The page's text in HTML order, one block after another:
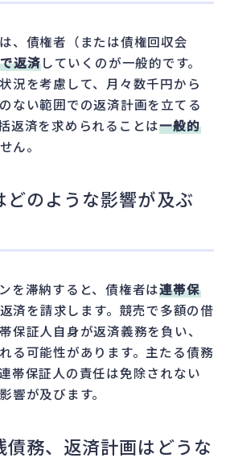
、債権者（または債権回収会
返済していくのが一般的です。
況を考慮して、月々数千円から
ない範囲での返済計画を立てる
返済を求められることは一般的
ん。
どのような影響が及ぶ
を滞納すると、債権者は連帯保
済を請求します。競売で多額の借
保証人自身が返済義務を負い、
る可能性があります。主たる債務
帯保証人の責任は免除されない
響が及びます。
務、返済計画はどうな